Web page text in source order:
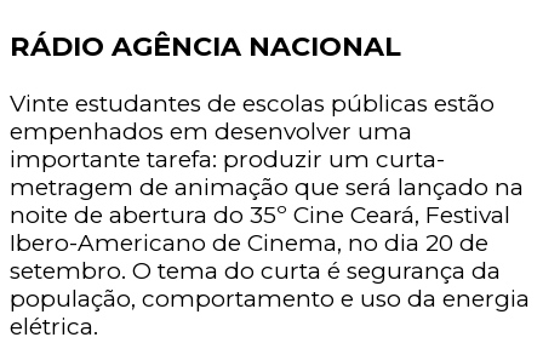
RÁDIO AGÊNCIA NACIONAL
Vinte estudantes de escolas públicas estão
empenhados em desenvolver uma
importante tarefa: produzir um curta-
metragem de animação que será lançado na
noite de abertura do 35º Cine Ceará, Festival
Ibero-Americano de Cinema, no dia 20 de
setembro. O tema do curta é segurança da
população, comportamento e uso da energia
elétrica.